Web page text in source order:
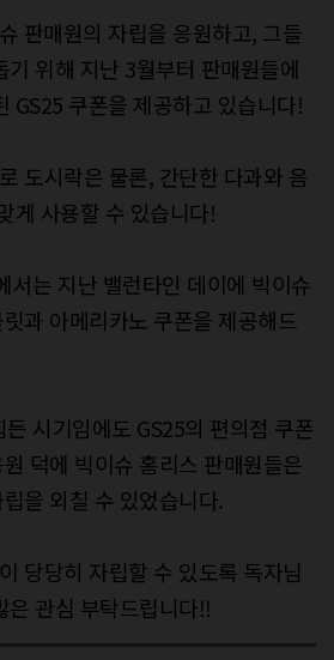
판매원의 자립을 응원하고, 그들
위해 지난 3월부터 판매원들에
GS25 쿠폰을 제공하고 있습니다!
도시락은 물론, 간단한 다과와 음
게 사용할 수 있습니다!
서는 지난 밸런타인 데이에 빅이슈
과 아메리카노 쿠폰을 제공해드
시기임에도 GS25의 편의점 쿠폰
덕에 빅이슈 홈리스 판매원들은
을 외칠 수 있었습니다.
당당히 자립할 수 있도록 독자님
은 관심 부탁드립니다!!